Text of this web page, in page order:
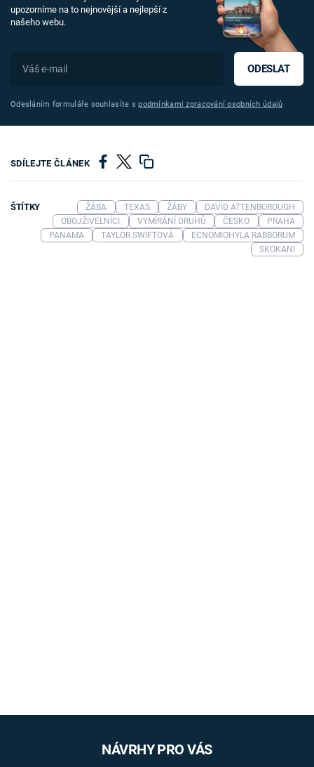
upozorníme na to nejnovější a nejlepší z
našeho webu.
ODESLAT
Odesláním formuláře souhlasíte spodmínkami zpracování osobních údajů
SDÍLEJTE ČLÁNEK
ŠTÍTKY ŽÁBA TEXAS ŽÁBY
DAVID ATTENBOROUGH
OBOJŽIVELNÍCI
VYMÍRÁNÍ DRUHŮ ČESKO
PRAHA
PANAMA
TAYLOR SWIFTOVÁ
ECNOMIOHYLA RABBORUM
SKOKANI
NÁVRHY PRO VÁS